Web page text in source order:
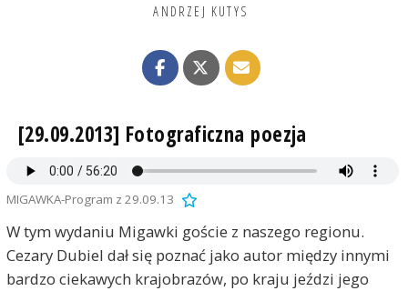
ANDRZEJ KUTYS
[29.09.2013] Fotograficzna poezja
MIGAWKA-Program z 29.09.13
W tym wydaniu Migawki goście z naszego regionu.
Cezary Dubiel dał się poznać jako autor między innymi
bardzo ciekawych krajobrazów, po kraju jeździ jego